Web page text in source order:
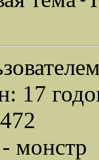
17
монстр